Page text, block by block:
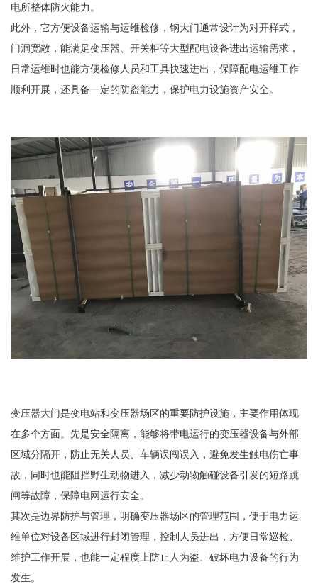
电所整体防火能力。
此外，它方便设备运输与运维检修，钢大门通常设计为对开样式，
门洞宽敞，能满足变压器、开关柜等大型配电设备进出运输需求，
日常运维时也能方便检修人员和工具快速进出，保障配电运维工作
顺利开展，还具备一定的防盗能力，保护电力设施资产安全。
变压器大门是变电站和变压器场区的重要防护设施，主要作用体现
在多个方面。先是安全隔离，能够将带电运行的变压器设备与外部
区域分隔开，防止无关人员、车辆误闯误入，避免发生触电伤亡事
故，同时也能阻挡野生动物进入，减少动物触碰设备引发的短路跳
闸等故障，保障电网运行安全。
其次是边界防护与管理，明确变压器场区的管理范围，便于电力运
维单位对设备区域进行封闭管理，控制人员进出，方便日常巡检、
维护工作开展，也能一定程度上防止人为盗、破坏电力设备的行为
发生。